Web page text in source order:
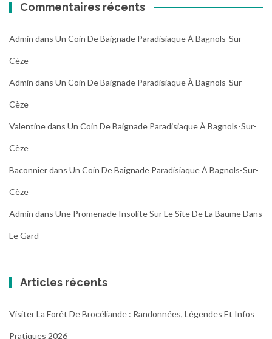
Commentaires récents
Admin dans Un Coin De Baignade Paradisiaque À Bagnols-Sur-
Cèze
Admin dans Un Coin De Baignade Paradisiaque À Bagnols-Sur-
Cèze
Valentinedans Un Coin De Baignade Paradisiaque À Bagnols-Sur-
Cèze
Baconnierdans Un Coin De Baignade Paradisiaque À Bagnols-Sur-
Cèze
Admin dans Une Promenade Insolite Sur Le Site De La Baume Dans
Le Gard
Articles récents
Visiter La Forêt De Brocéliande : Randonnées, Légendes Et Infos
Pratiques 2026